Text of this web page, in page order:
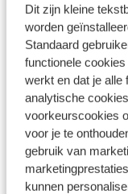
Dit zijn kleine
worden
Standaard
functionele
werkt en dat je alle
analytische
voorkeurscookies
voor je te
gebruik van
kunnen
Hotel
Cambrils Costa
Vrijwel aan het
Spetterende
Adults only
Di 27 Okt. - Zo 1
Halfpension 2